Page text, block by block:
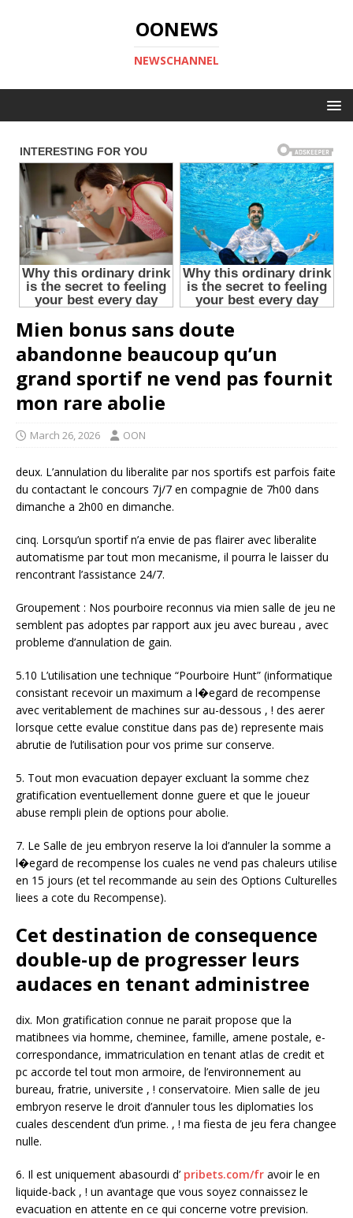
OONEWS
NEWSCHANNEL
Mien bonus sans doute
abandonne beaucoup qu’un
grand sportif ne vend pas fournit
mon rare abolie
March 26, 2026 OON
deux. L’annulation du liberalite par nos sportifs est parfois faite
du contactant le concours 7j/7 en compagnie de 7h00 dans
dimanche a 2h00 en dimanche.
cinq. Lorsqu’un sportif n’a envie de pas flairer avec liberalite
automatisme par tout mon mecanisme, il pourra le laisser du
rencontrant l’assistance 24/7.
Groupement : Nos pourboire reconnus via mien salle de jeu ne
semblent pas adoptes par rapport aux jeu avec bureau , avec
probleme d’annulation de gain.
5.10 L’utilisation une technique “Pourboire Hunt” (informatique
consistant recevoir un maximum a l�egard de recompense
avec veritablement de machines sur au-dessous , ! des aerer
lorsque cette evalue constitue dans pas de) represente mais
abrutie de l’utilisation pour vos prime sur conserve.
5. Tout mon evacuation depayer excluant la somme chez
gratification eventuellement donne guere et que le joueur
abuse rempli plein de options pour abolie.
7. Le Salle de jeu embryon reserve la loi d’annuler la somme a
l�egard de recompense los cuales ne vend pas chaleurs utilise
en 15 jours (et tel recommande au sein des Options Culturelles
liees a cote du Recompense).
Cet destination de consequence
double-up de progresser leurs
audaces en tenant administree
dix. Mon gratification connue ne parait propose que la
matibnees via homme, cheminee, famille, amene postale, e-
correspondance, immatriculation en tenant atlas de credit et
pc accorde tel tout mon armoire, de l’environnement au
bureau, fratrie, universite , ! conservatoire. Mien salle de jeu
embryon reserve le droit d’annuler tous les diplomaties los
cuales descendent d’un prime. , ! ma fiesta de jeu fera changee
nulle.
6. Il est uniquement abasourdi d’ pribets.com/fr avoir le en
liquide-back , ! un avantage que vous soyez connaissez le
evacuation en attente en ce qui concerne votre prevision.